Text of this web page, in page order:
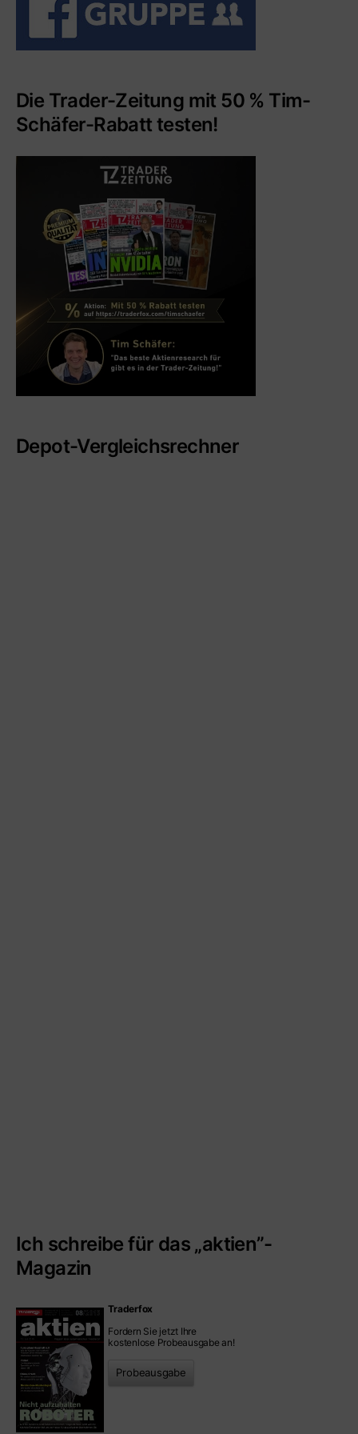
Die Trader-Zeitung mit 50 % Tim-
Schäfer-Rabatt testen!
Depot-Vergleichsrechner
Ich schreibe für das „aktien”-
Magazin
Traderfox
Fordern Sie jetzt Ihre
kostenlose Probeausgabe an!
Probeausgabe